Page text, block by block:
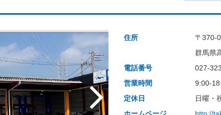
住所
〒370-
群馬県
電話番号
027-
営業時間
9:00-
定休日
日曜・